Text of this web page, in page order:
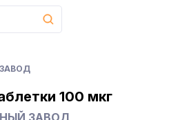
100 мкг
ЗАВОД